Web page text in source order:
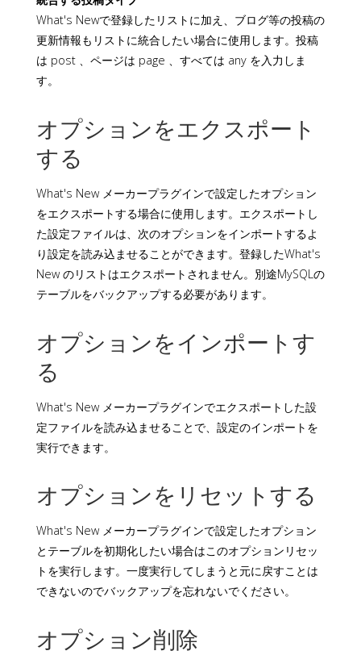
What's Newで登録したリストに加え、ブログ等の投稿の
更新情報もリストに統合したい場合に使用します。投稿
は post 、ページは page 、すべては any を入力しま
す。
オプションをエクスポート
する
What's New メーカープラグインで設定したオプション
をエクスポートする場合に使用します。エクスポートし
た設定ファイルは、次のオプションをインポートするよ
り設定を読み込ませることができます。登録したWhat's
New のリストはエクスポートされません。別途MySQLの
テーブルをバックアップする必要があります。
オプションをインポートす
る
What's New メーカープラグインでエクスポートした設
定ファイルを読み込ませることで、設定のインポートを
実行できます。
オプションをリセットする
What's New メーカープラグインで設定したオプション
とテーブルを初期化したい場合はこのオプションリセッ
トを実行します。一度実行してしまうと元に戻すことは
できないのでバックアップを忘れないでください。
オプション削除